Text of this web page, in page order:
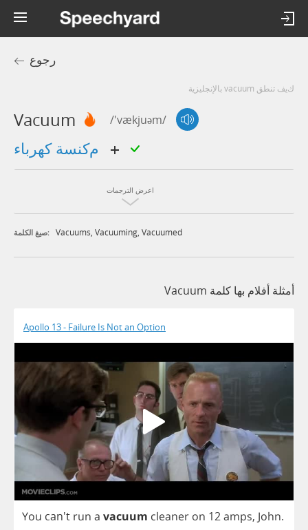
رجوع
كيف تنطق vacuum بالإنجليزية
Vacuum /'vækjuəm/
اعرض الترجمات
صيغ الكلمة: Vacuums, Vacuuming, Vacuumed
أمثلة أفلام بها كلمة Vacuum
Apollo 13 - Failure Is Not an Option
You can't run a vacuum cleaner on 12amps, John.